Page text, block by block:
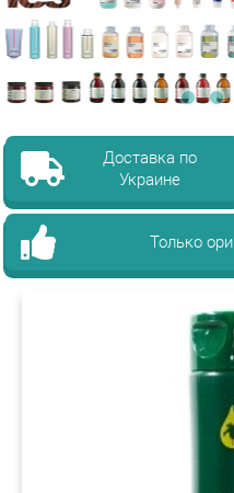
Доставка по
Украине
Только